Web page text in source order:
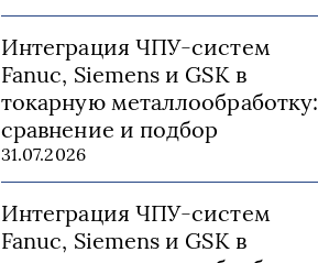
Интеграция ЧПУ-систем
Fanuc, Siemens и GSK в
токарную металлообработку:
сравнение и подбор
31.07.2026
Интеграция ЧПУ-систем
Fanuc, Siemens и GSK в